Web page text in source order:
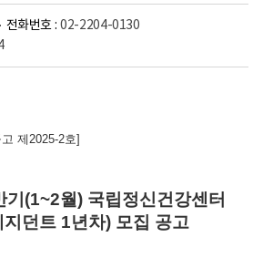
전화번호 : 02-2204-0130
제2025-2호]
(1~2월) 국립정신건강센터
던트 1년차) 모집 공고